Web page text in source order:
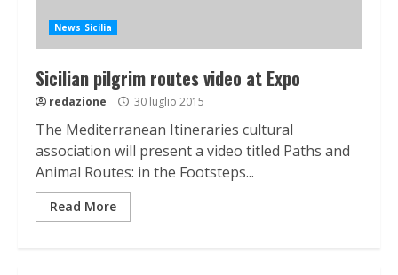
News Sicilia
Sicilian pilgrim routes video at Expo
redazione 30 luglio 2015
The Mediterranean Itineraries cultural
association will present a video titled Paths and
Animal Routes: in the Footsteps...
Read More